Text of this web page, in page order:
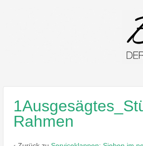
Rahmen